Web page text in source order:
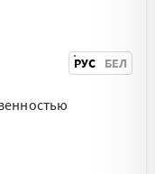
РУС БЕЛ